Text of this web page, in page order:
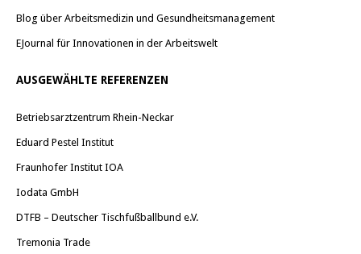
Blog über Arbeitsmedizin und Gesundheitsmanagement
EJournal für Innovationen in der Arbeitswelt
AUSGEWÄHLTE REFERENZEN
Betriebsarztzentrum Rhein-Neckar
Eduard Pestel Institut
Fraunhofer Institut IOA
Iodata GmbH
DTFB – Deutscher Tischfußballbund e.V.
Tremonia Trade